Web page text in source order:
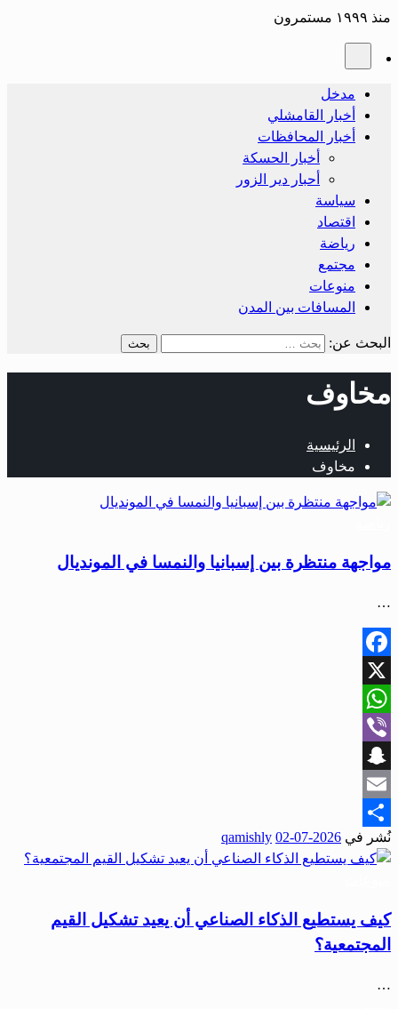
منذ ١٩٩٩ مستمرون
مدخل
أخبار القامشلي
أخبار المحافظات
أخبار الحسكة
أحبار دير الزور
سياسة
اقتصاد
رياضة
مجتمع
منوعات
المسافات بين المدن
البحث عن:
مخاوف
الرئيسية
مخاوف
مواجهة منتظرة بين إسبانيا والنمسا في المونديال
…
Facebook
X
WhatsApp
Viber
Snapchat
Email
Share
نُشر في 2026-07-02
qamishly
كيف يستطيع الذكاء الصناعي أن يعيد تشكيل القيم
المجتمعية؟
…